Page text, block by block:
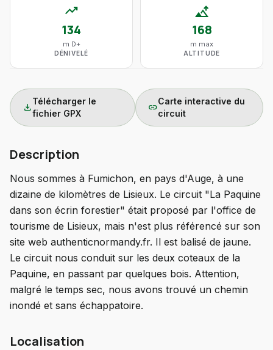
trending_up
134
m D+
DÉNIVELÉ
altitude
168
m max
ALTITUDE
download
Télécharger le
fichier GPX
link
Carte interactive du
circuit
Description
Nous sommes à Fumichon, en pays d'Auge, à une
dizaine de kilomètres de Lisieux. Le circuit "La Paquine
dans son écrin forestier" était proposé par l'office de
tourisme de Lisieux, mais n'est plus référencé sur son
site web authenticnormandy.fr. Il est balisé de jaune.
Le circuit nous conduit sur les deux coteaux de la
Paquine, en passant par quelques bois. Attention,
malgré le temps sec, nous avons trouvé un chemin
inondé et sans échappatoire.
Localisation